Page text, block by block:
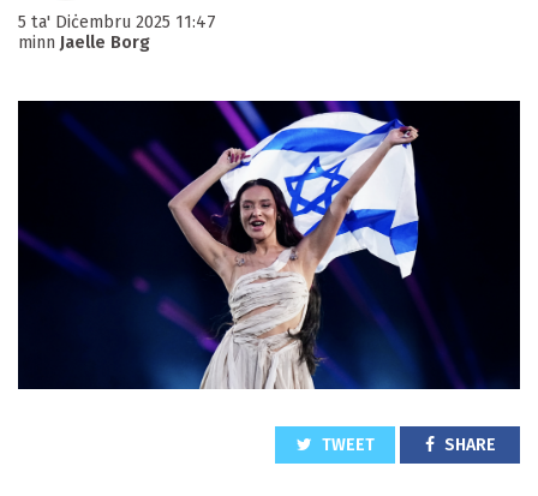
5 ta' Diċembru 2025 11:47
minn Jaelle Borg
TWEET SHARE